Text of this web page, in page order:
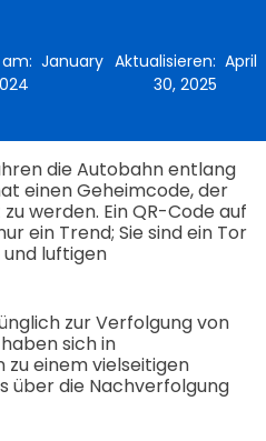
: January Aktualisieren: April
30, 2025
die Autobahn entlang
einen Geheimcode, der
werden. Ein QR-Code auf
ein Trend; Sie sind ein Tor
luftigen
zur Verfolgung von
sich in
einem vielseitigen
über die Nachverfolgung